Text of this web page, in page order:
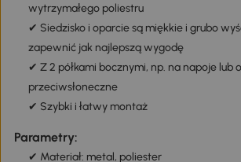
wytrzymałego poliestru
✔ Siedzisko i oparcie są miękkie i grubo
zapewnić jak najlepszą wygodę
✔ Z 2 półkami bocznymi, np. na napoje lub
przeciwsłoneczne
✔ Szybki i łatwy montaż
Parametry:
✔ Materiał: metal, poliester